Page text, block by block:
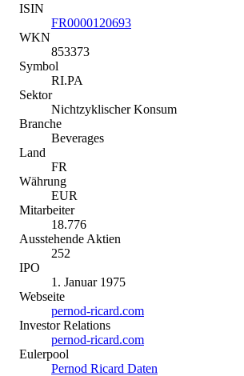
ISIN
FR0000120693
WKN
853373
Symbol
RI.PA
Sektor
Nichtzyklischer Konsum
Branche
Beverages
Land
FR
Währung
EUR
Mitarbeiter
18.776
Ausstehende Aktien
252
IPO
1. Januar 1975
Webseite
pernod-ricard.com
Investor Relations
pernod-ricard.com
Eulerpool
Pernod Ricard Daten